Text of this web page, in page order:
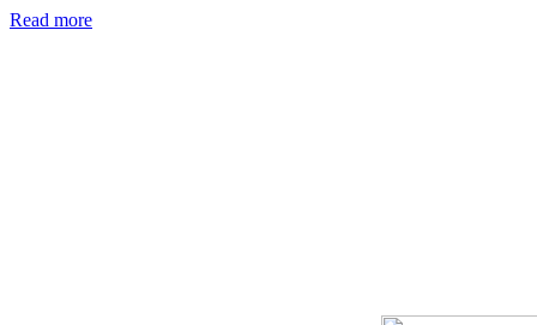
Read more